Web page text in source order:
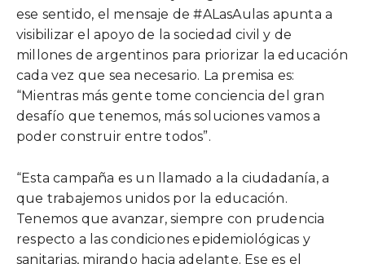
ese sentido, el mensaje de #ALasAulas apunta a
visibilizar el apoyo de la sociedad civil y de
millones de argentinos para priorizar la educación
cada vez que sea necesario. La premisa es:
“Mientras más gente tome conciencia del gran
desafío que tenemos, más soluciones vamos a
poder construir entre todos”.
“Esta campaña es un llamado a la ciudadanía, a
que trabajemos unidos por la educación.
Tenemos que avanzar, siempre con prudencia
respecto a las condiciones epidemiológicas y
sanitarias, mirando hacia adelante. Ese es el